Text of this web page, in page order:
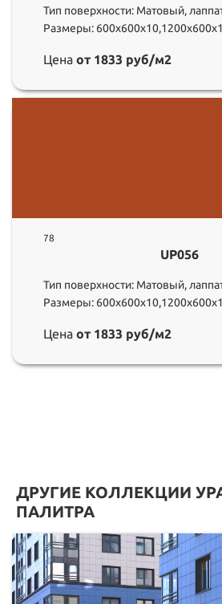
Тип поверхности: Матовый,
Размеры:
Цена от 1833 руб/м2
78
UP056
Тип поверхности: Матовый,
Размеры:
Цена от 1833 руб/м2
ДРУГИЕ КОЛЛЕКЦИИ
ПАЛИТРА